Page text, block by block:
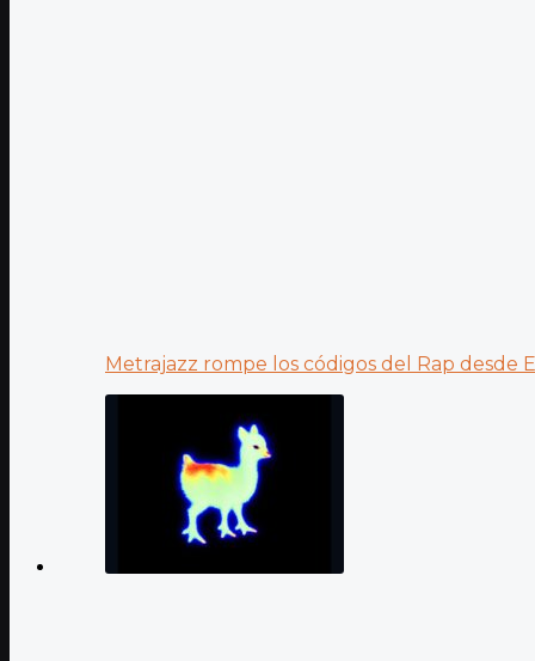
Metrajazz rompe los códigos del Rap desde